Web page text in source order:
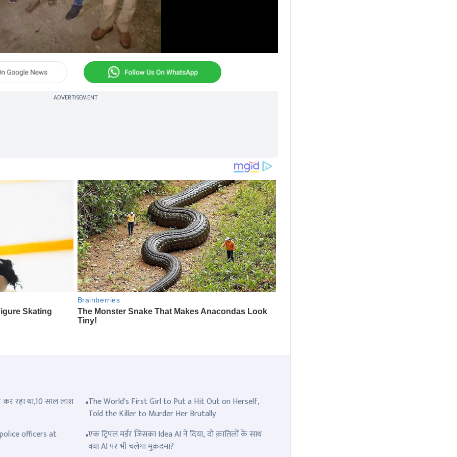
ADVERTISEMENT
रहा था,10 साल लाश
The World's First Girl to Put a Hit Out on Herself,
Told the Killer to Murder Her Brutally
officers at
एक ट्रिपल मर्डर जिसका Idea AI ने दिया, दो क़ातिलों के साथ
क्या AI पर भी चलेगा मुक़दमा?